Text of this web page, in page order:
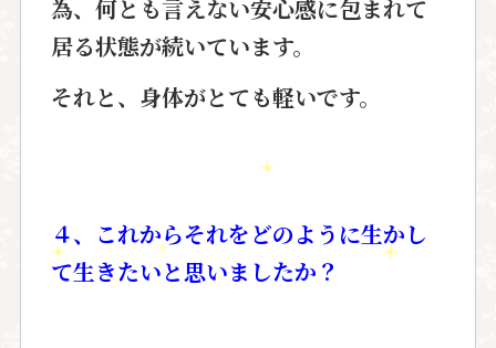
為、何とも言えない安心感に包まれて
居る状態が続いています。
それと、身体がとても軽いです。
４、これからそれをどのように生かし
て生きたいと思いましたか？